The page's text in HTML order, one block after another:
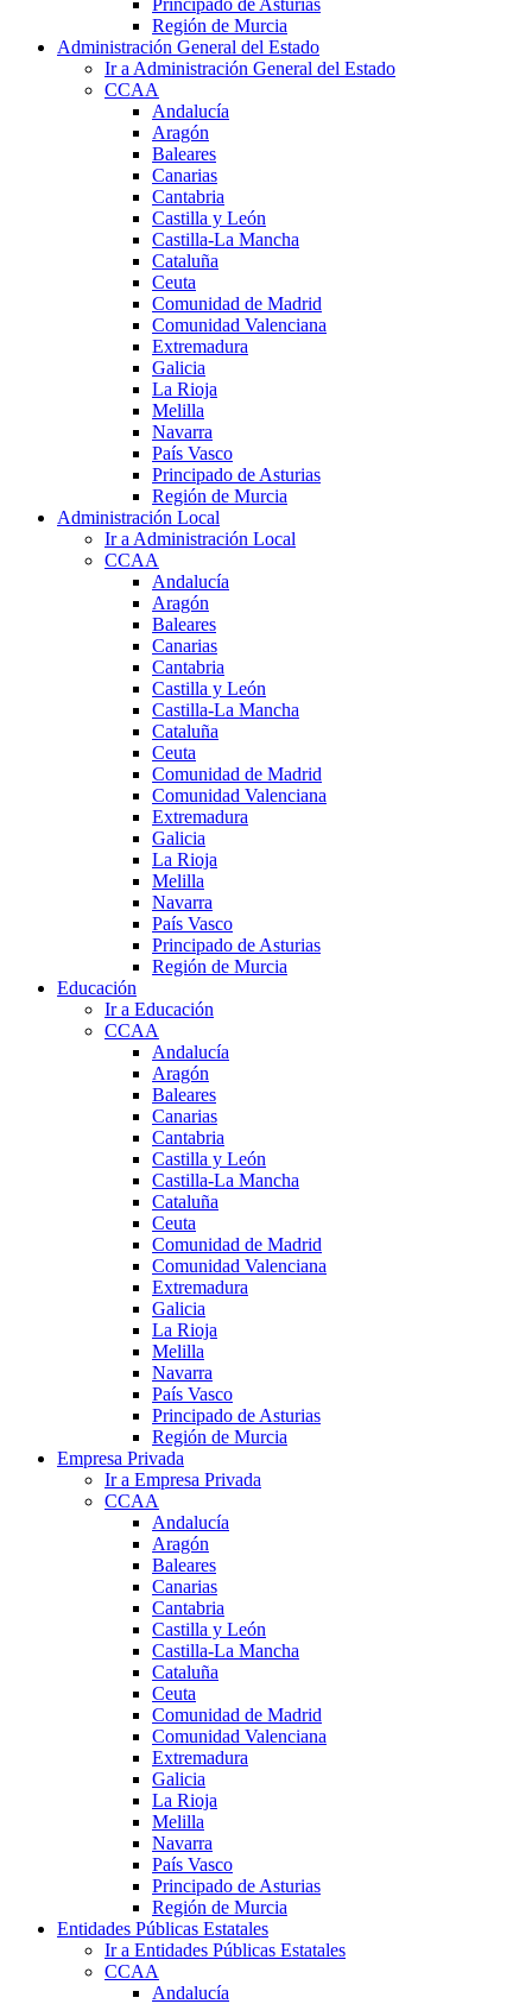
Región de Murcia
Administración General del Estado
Ir a Administración General del Estado
CCAA
Andalucía
Aragón
Baleares
Canarias
Cantabria
Castilla y León
Castilla-La Mancha
Cataluña
Ceuta
Comunidad de Madrid
Comunidad Valenciana
Extremadura
Galicia
La Rioja
Melilla
Navarra
País Vasco
Principado de Asturias
Región de Murcia
Administración Local
Ir a Administración Local
CCAA
Andalucía
Aragón
Baleares
Canarias
Cantabria
Castilla y León
Castilla-La Mancha
Cataluña
Ceuta
Comunidad de Madrid
Comunidad Valenciana
Extremadura
Galicia
La Rioja
Melilla
Navarra
País Vasco
Principado de Asturias
Región de Murcia
Educación
Ir a Educación
CCAA
Andalucía
Aragón
Baleares
Canarias
Cantabria
Castilla y León
Castilla-La Mancha
Cataluña
Ceuta
Comunidad de Madrid
Comunidad Valenciana
Extremadura
Galicia
La Rioja
Melilla
Navarra
País Vasco
Principado de Asturias
Región de Murcia
Empresa Privada
Ir a Empresa Privada
CCAA
Andalucía
Aragón
Baleares
Canarias
Cantabria
Castilla y León
Castilla-La Mancha
Cataluña
Ceuta
Comunidad de Madrid
Comunidad Valenciana
Extremadura
Galicia
La Rioja
Melilla
Navarra
País Vasco
Principado de Asturias
Región de Murcia
Entidades Públicas Estatales
Ir a Entidades Públicas Estatales
CCAA
Andalucía